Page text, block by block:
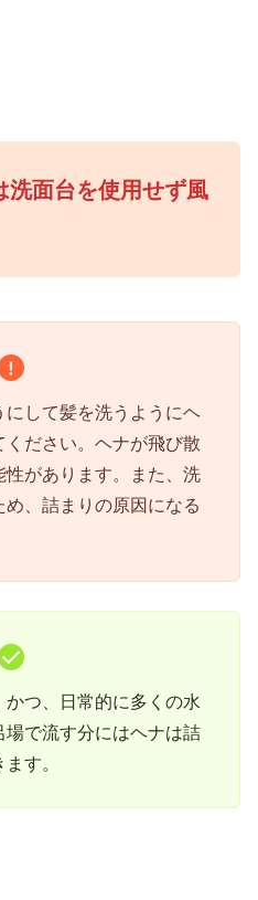
洗面台を使用せず風
して髪を洗うようにヘ
ださい。ヘナが飛び散
性があります。また、洗
、詰まりの原因になる
つ、日常的に多くの水
で流す分にはヘナは詰
す。